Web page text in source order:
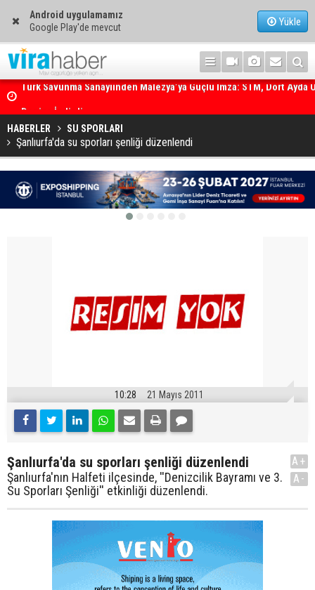
Android uygulamamız
Google Play'de mevcut
Yükle
Dev Vinç Gemisi İstanbul Boğazı'ndan Geçti
HABERLER SU SPORLARI
Şanlıurfa'da su sporları şenliği düzenlendi
10:28 21 Mayıs 2011
Şanlıurfa'da su sporları şenliği düzenlendi
Şanlıurfa'nın Halfeti ilçesinde, ''Denizcilik Bayramı ve 3.
Su Sporları Şenliği'' etkinliği düzenlendi.
A+
A-